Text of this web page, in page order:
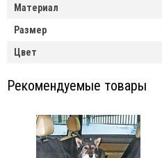
Материал
Размер
Цвет
Рекомендуемые товары